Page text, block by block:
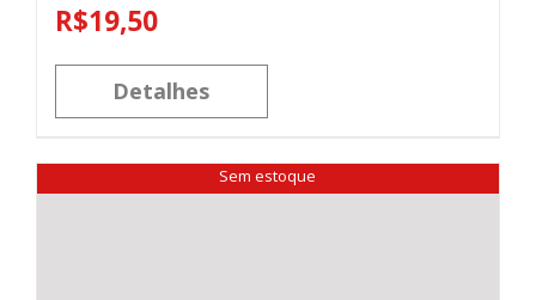
R$19,50
Detalhes
Sem estoque